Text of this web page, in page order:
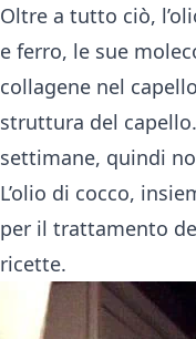
Oltre a tutto ciò,
e ferro, le sue
collagene nel
struttura del
settimane, quindi
L’olio di cocco,
per il trattamento
ricette.